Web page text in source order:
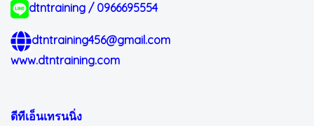
dtntraining / 0966695554
dtntraining456@gmail.com
www.dtntraining.com
ดีทีเอ็นเทรนนิ่ง